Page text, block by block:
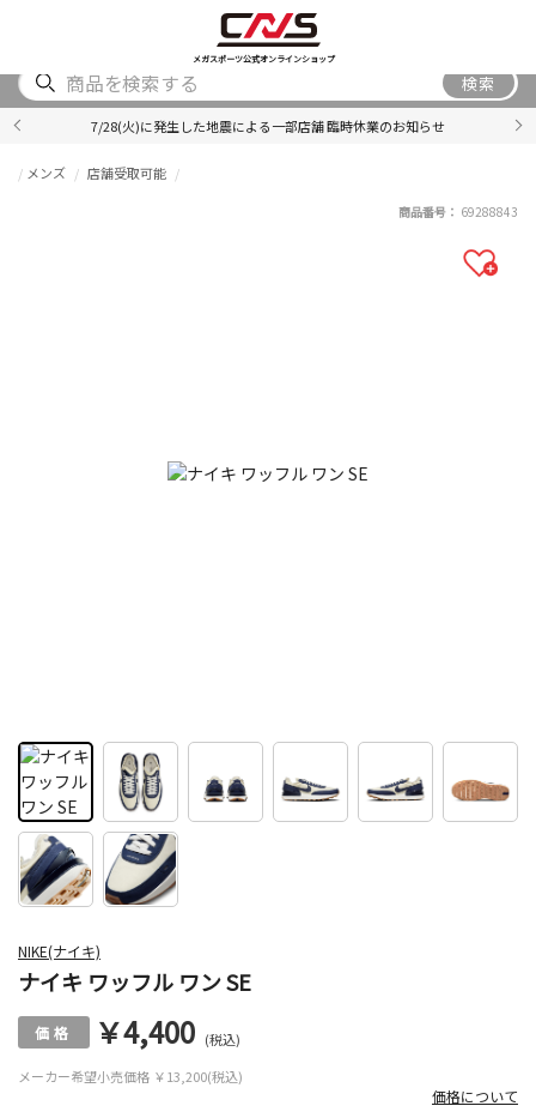
メガスポーツ公式オンラインショップ
ACCESSORY
検索
7/28(火)に発生した地震による一部店舗 臨時休業のお知らせ
NIKE(ナイキ)
ナイキ ワッフル ワン SE
メンズ 店舗受取可能
メーカー希望小売価格 ￥13,200(税込)
￥4,400 (税込)
価格について
商品番号： 69288843